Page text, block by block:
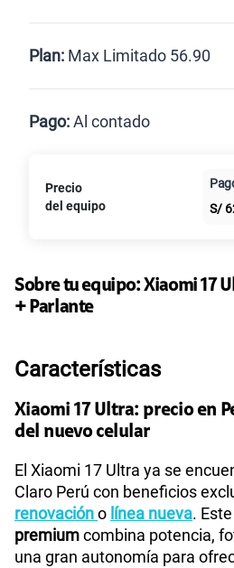
Renovación
Postpago
Plan: Max Limitado 56.90
Paga solo
Paga solo
Paga solo
Paga solo
75
Ver menos
Pago:Al contado
Al contado Cuotas
Precio
del equipo
S/
Sobre tu equipo:Xiaomi 17
+ Parlante
Características
Xiaomi 17 Ultra: precio en
del nuevo celular
El Xiaomi 17 Ultra ya se
Claro Perú con beneficios
renovacióno línea nueva. Este
premiumcombina potencia,
una gran autonomía para